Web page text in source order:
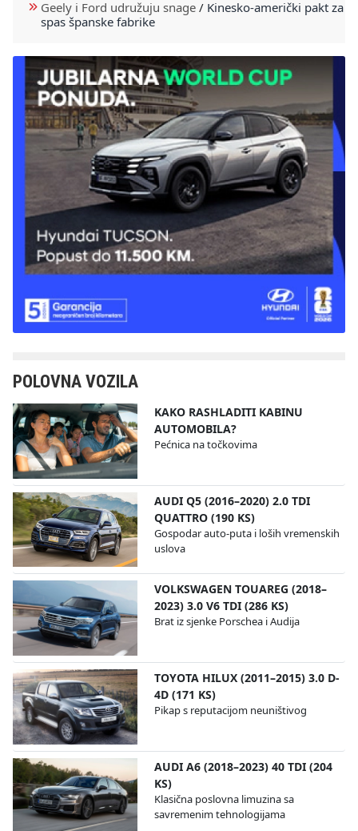
Geely i Ford udružuju snage / Kinesko-američki pakt za
spas španske fabrike
POLOVNA VOZILA
KAKO RASHLADITI KABINU
AUTOMOBILA?
Pećnica na točkovima
AUDI Q5 (2016–2020) 2.0 TDI
QUATTRO (190 KS)
Gospodar auto-puta i loših vremenskih
uslova
VOLKSWAGEN TOUAREG (2018–
2023) 3.0 V6 TDI (286 KS)
Brat iz sjenke Porschea i Audija
TOYOTA HILUX (2011–2015) 3.0 D-
4D (171 KS)
Pikap s reputacijom neuništivog
AUDI A6 (2018–2023) 40 TDI (204
KS)
Klasična poslovna limuzina sa
savremenim tehnologijama